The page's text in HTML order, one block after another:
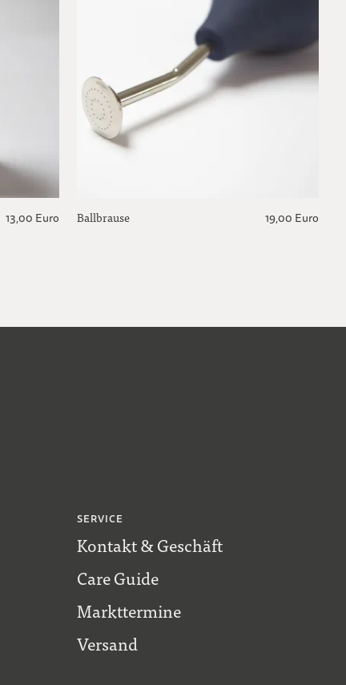
13,00 Euro Ballbrause 19,00 Euro
SERVICE
Kontakt & Geschäft
Care Guide
Markttermine
Versand